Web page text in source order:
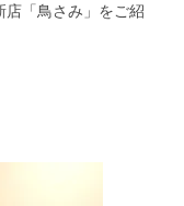
店「鳥さみ」をご紹